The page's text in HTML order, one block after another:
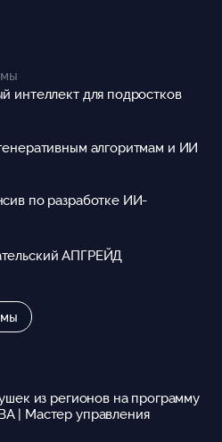
интеллект для подростков
алгоритмам и ИИ
по разработке ИИ-
АПГРЕЙД
из регионов на программу
| Мастер управления